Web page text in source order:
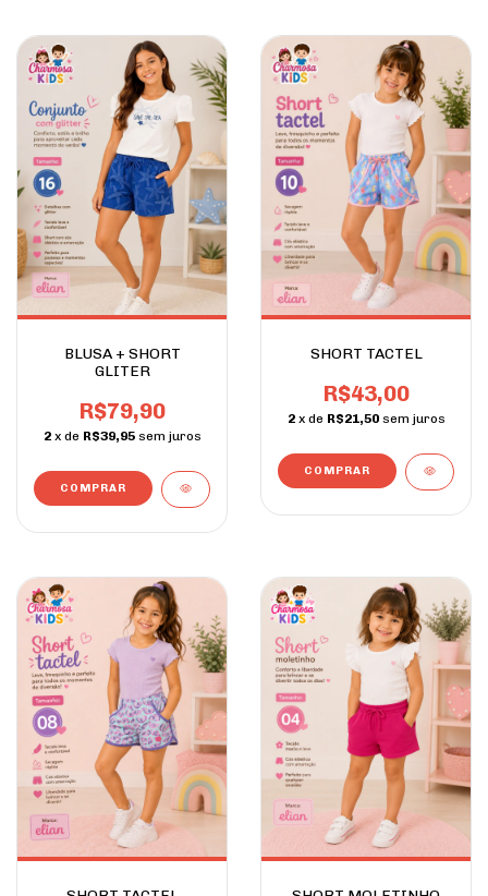
BLUSA + SHORT
GLITER
R$79,90
2 x de R$39,95 sem juros
COMPRAR
SHORT TACTEL
R$43,00
2 x de R$21,50 sem juros
COMPRAR